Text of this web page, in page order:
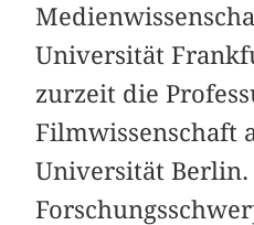
Universität
zurzeit die
Filmwissenschaft
Universität Berlin.